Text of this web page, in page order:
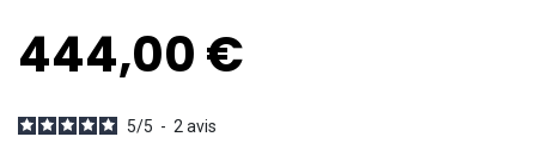
444,00 €
5/5 - 2 avis